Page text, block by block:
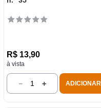
R$ 13,90
à vista
＋
－ ADICIONAR